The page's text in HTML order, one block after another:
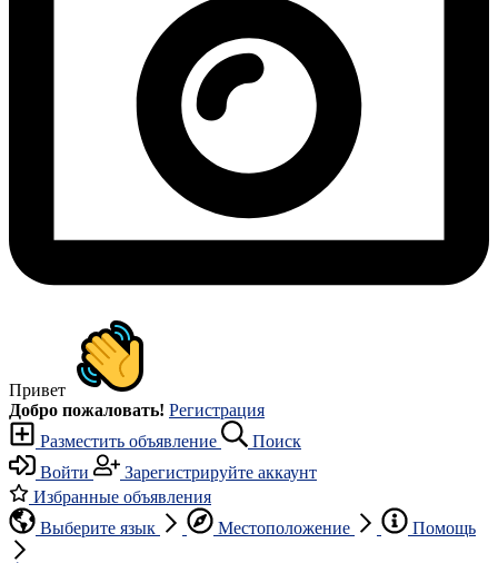
Привет
Добро пожаловать! Регистрация
Разместить объявление
Поиск
Войти
Зарегистрируйте аккаунт
Избранные объявления
Выберите язык
Местоположение Помощь